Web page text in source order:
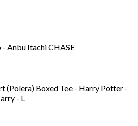
Anbu Itachi CHASE
(Polera) Boxed Tee - Harry Potter -
- L